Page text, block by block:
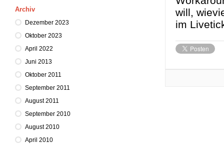
Archiv
Dezember 2023
Oktober 2023
April 2022
Juni 2013
Oktober 2011
September 2011
August 2011
September 2010
August 2010
April 2010
will,
im